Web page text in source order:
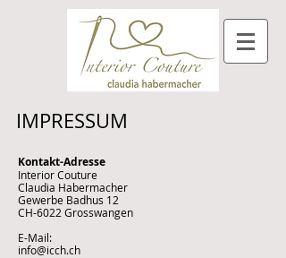
IMPRESSUM
Kontakt-Adresse
Interior Couture
Claudia Habermacher
Gewerbe Badhus 12
CH-6022 Grosswangen
E-Mail:
info@icch.ch